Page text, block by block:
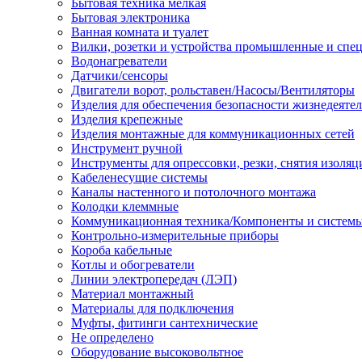
Бытовая техника мелкая
Бытовая электроника
Ванная комната и туалет
Вилки, розетки и устройства промышленные и
Водонагреватели
Датчики/сенсоры
Двигатели ворот, рольставен/Насосы/Вентиляторы
Изделия для обеспечения безопасности
Изделия крепежные
Изделия монтажные для коммуникационных сетей
Инструмент ручной
Инструменты для опрессовки, резки, снятия
Кабеленесущие системы
Каналы настенного и потолочного монтажа
Колодки клеммные
Коммуникационная техника/Компоненты и
Контрольно-измерительные приборы
Короба кабельные
Котлы и обогреватели
Линии электропередач (ЛЭП)
Материал монтажный
Материалы для подключения
Муфты, фитинги сантехнические
Не определено
Оборудование высоковольтное